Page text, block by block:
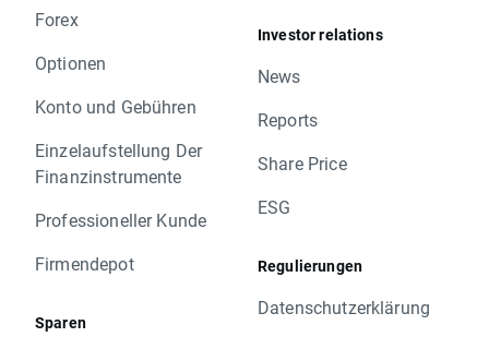
Forex
Optionen
Konto und Gebühren
Einzelaufstellung Der
Finanzinstrumente
Professioneller Kunde
Firmendepot
Sparen
Investor relations
News
Reports
Share Price
ESG
Regulierungen
Datenschutzerklärung